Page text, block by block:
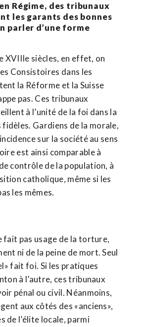
Régime, des tribunaux
les garants des bonnes
parler d’une forme
XVIIIe siècles, en effet, on
Consistoires dans les
la Réforme et la Suisse
pas. Ces tribunaux
à l’unité de la foi dans la
Gardiens de la morale,
sur la société au sens
est ainsi comparable à
contrôle de la population, à
catholique, même si les
les mêmes.
fait pas usage de la torture,
ni de la peine de mort. Seul
fait foi. Si les pratiques
à l’autre, ces tribunaux
pénal ou civil. Néanmoins,
aux côtés des «anciens»,
de l’élite locale, parmi